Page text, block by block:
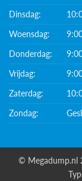
Dinsdag:
Woensdag:
Donderdag:
Vrijdag:
Zaterdag:
Zondag:
© Megadump.nl